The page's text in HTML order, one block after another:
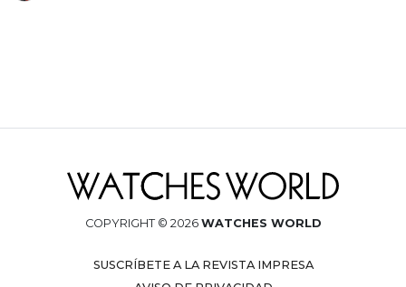
COPYRIGHT © 2026 WATCHES WORLD
SUSCRÍBETE A LA REVISTA IMPRESA